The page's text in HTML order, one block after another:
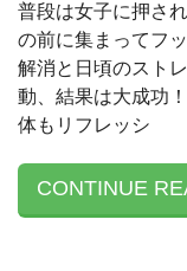
普段は女子に押さ
の前に集まってフ
解消と日頃のスト
動、結果は大成功
体もリフレッシ
CONTINUE